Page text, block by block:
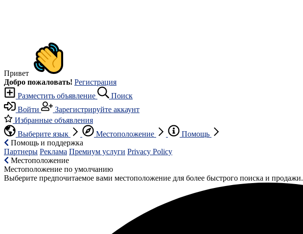
Привет
Добро пожаловать! Регистрация
Разместить объявление
Поиск
Войти
Зарегистрируйте аккаунт
Избранные объявления
Выберите язык
Местоположение
Помощь
Помощь и поддержка
Партнеры Реклама Премиум услуги Privacy Policy
Местоположение
Местоположение по умолчанию
Выберите предпочитаемое вами местоположение для более быстрого поиска и продажи.